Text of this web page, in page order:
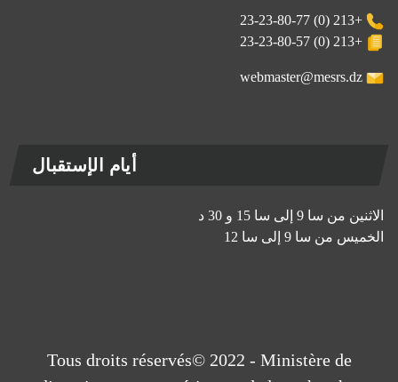
+213 (0) 23-23-80-77
+213 (0) 23-23-80-57
webmaster@mesrs.dz
أيام الإستقبال
الاثنين من سا 9 إلى سا 15 و 30 د
الخميس من سا 9 إلى سا 12
Tous droits réservés© 2022 - Ministère de